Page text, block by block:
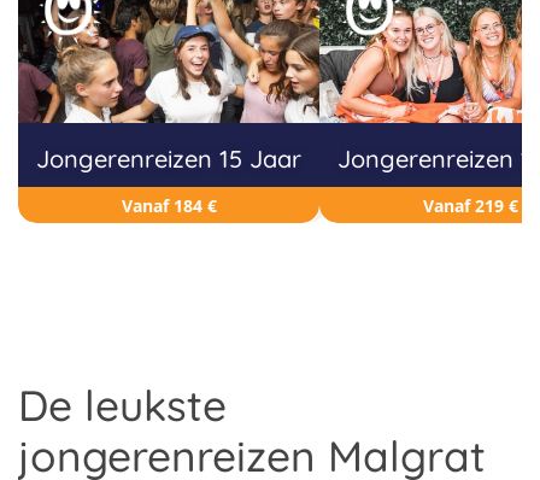
Jongerenreizen 15 Jaar
Vanaf 184 €
Jongerenreizen
Vanaf 219 €
De leukste
jongerenreizen Malgrat